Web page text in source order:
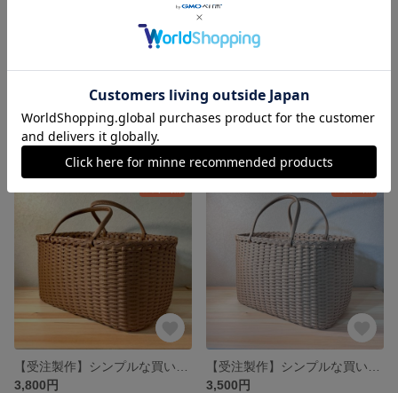
【受注製作】パンカゴ《くるみ》
1,500円
3,300円
3,800円
3,500円